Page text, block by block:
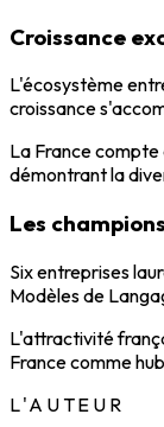
Croissance
L'écosystème
croissance
La France compte
démontrant la
Les
Six entreprises
Modèles de
L'attractivité
France comme
L'AUTEUR